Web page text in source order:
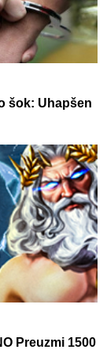
šok: Uhapšen
Preuzmi 1500